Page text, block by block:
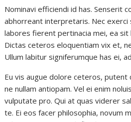
Nominavi efficiendi id has. Senserit
abhorreant interpretaris. Nec exerci
labores fierent pertinacia mei, ea
Dictas ceteros eloquentiam vix et,
Ullum labitur signiferumque has ei,
Eu vis augue dolore ceteros, putent
ne nullam antiopam. Vel ei enim
vulputate pro. Qui at quas viderer
te. Ei eos facer philosophia, novum